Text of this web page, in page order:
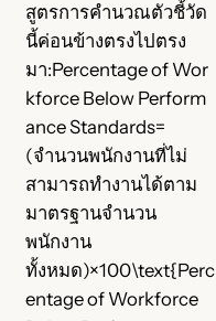
สูตรการคำนวณตัวชี้วัด
นี้ค่อนข้างตรงไปตรง
มา:Percentage of Wor
kforce Below Perform
ance Standards=
(จำนวนพนักงานที่ไม่
สามารถทำงานได้ตาม
มาตรฐานจำนวน
พนักงาน
ทั้งหมด)×100\text{Perc
entage of Workforce